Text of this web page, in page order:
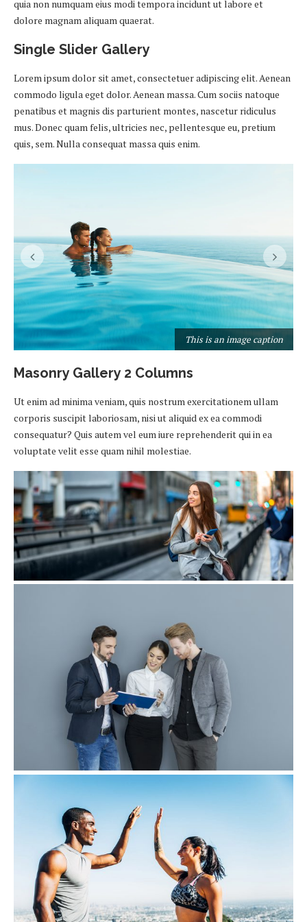
quia non numquam eius modi tempora incidunt ut labore et
dolore magnam aliquam quaerat.
Single Slider Gallery
Lorem ipsum dolor sit amet, consectetuer adipiscing elit. Aenean
commodo ligula eget dolor. Aenean massa. Cum sociis natoque
penatibus et magnis dis parturient montes, nascetur ridiculus
mus. Donec quam felis, ultricies nec, pellentesque eu, pretium
quis, sem. Nulla consequat massa quis enim.
This is an image caption
Masonry Gallery 2 Columns
Ut enim ad minima veniam, quis nostrum exercitationem ullam
corporis suscipit laboriosam, nisi ut aliquid ex ea commodi
consequatur? Quis autem vel eum iure reprehenderit qui in ea
voluptate velit esse quam nihil molestiae.